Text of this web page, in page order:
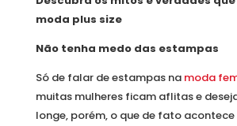
moda plus size
Não tenha medo das estampas
Só de falar de estampas na moda
muitas mulheres ficam aflitas e
longe, porém, o que de fato acontece